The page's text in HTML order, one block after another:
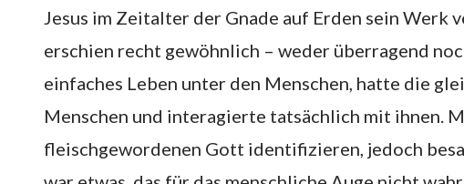
Jesus im Zeitalter der Gnade auf Erden sein Werk
erschien recht gewöhnlich – weder überragend
einfaches Leben unter den Menschen, hatte die
Menschen und interagierte tatsächlich mit ihnen.
fleischgewordenen Gott identifizieren, jedoch